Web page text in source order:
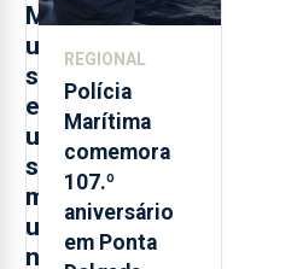
M
u
s
e
u
s
m
u
n
REGIONAL
Polícia
Marítima
comemora
107.º
aniversário
em Ponta